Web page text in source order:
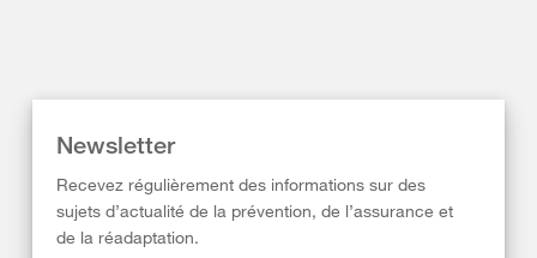
Newsletter
Recevez régulièrement des informations sur des
sujets d’actualité de la prévention, de l’assurance et
de la réadaptation.